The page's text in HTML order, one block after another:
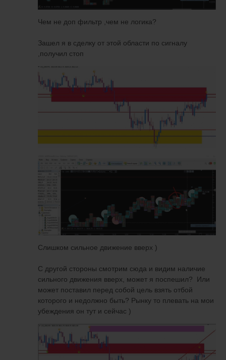
Чем не доп фильтр ,чем не логика?
Зашел я в сделку от этой области по сигналу
,получил стоп
Слишком сильное движение вверх )
C другой стороны смотрим сюда и видим наличие
сильного движения вверх, может я поспешил? Или
может поставил перед собой цель взять отбой
которого и недолжно быть? Рынку то плевать на мои
убеждения он тут и сейчас )